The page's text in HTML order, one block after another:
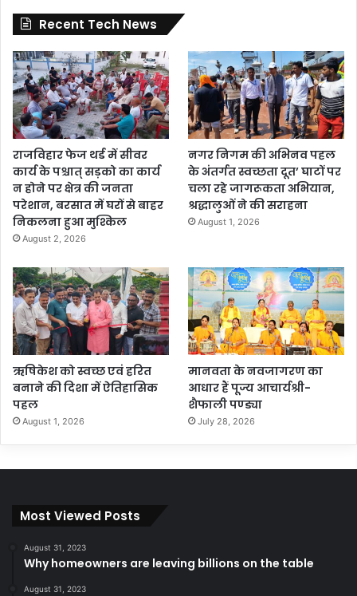
Recent Tech News
राजविहार फेज थर्ड में सीवर
कार्य के पश्चात् सड़को का कार्य
न होने पर क्षेत्र की जनता
परेशान, बरसात में घरों से बाहर
निकलना हुआ मुश्किल
August 2, 2026
नगर निगम की अभिनव पहल
के अंतर्गत स्वच्छता दूत’ घाटों पर
चला रहे जागरूकता अभियान,
श्रद्धालुओं ने की सराहना
August 1, 2026
ऋषिकेश को स्वच्छ एवं हरित
बनाने की दिशा में ऐतिहासिक
पहल
August 1, 2026
मानवता के नवजागरण का
आधार हैं पूज्य आचार्यश्री-
शैफाली पण्ड्या
July 28, 2026
Most Viewed Posts
August 31, 2023
Why homeowners are leaving billions on the table
August 31, 2023